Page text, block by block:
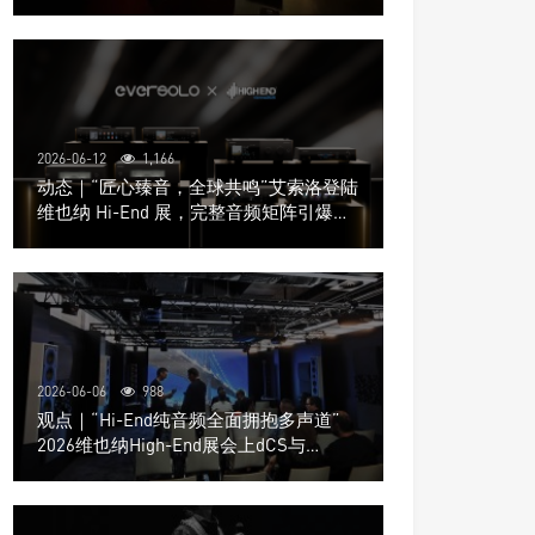
2026-06-12 1,166
动态｜“匠心臻音，全球共鸣”艾索洛登陆
维也纳 Hi-End 展，完整音频矩阵引爆关
2026-06-06 988
观点｜“Hi-End纯音频全面拥抱多声道”
2026维也纳High-End展会上dCS与
Trinnov Audio搭建多声道演示系统